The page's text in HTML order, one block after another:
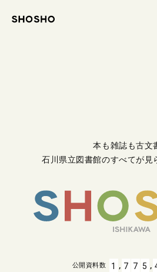
本も雑誌も古文
石川県立図書館のすべてが見
公開資料数 1 , 7 7 5 ,